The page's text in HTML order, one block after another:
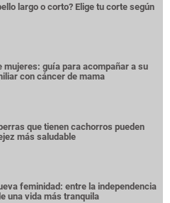
largo o corto? Elige tu corte según
mujeres: guía para acompañar a su
con cáncer de mama
que tienen cachorros pueden
más saludable
feminidad: entre la independencia
una vida más tranquila